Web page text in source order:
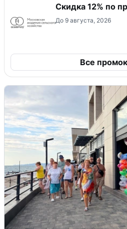
Скидка 12% по
До 9 августа, 2026
Все